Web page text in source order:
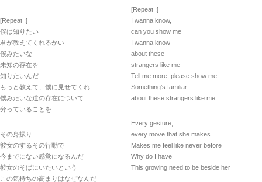
[Repeat :]
僕は知りたい
君が教えてくれるかい
僕みたいな
未知の存在を
知りたいんだ
もっと教えて、僕に見せてくれ
僕みたいな道の存在について
分っていることを
その身振り
彼女のするその行動で
今までにない感覚になるんだ
彼女のそばにいたいという
この気持ちの高まりはなぜなんだ
[Repeat :]
I wanna know,
can you show me
I wanna know
about these
strangers like me
Tell me more, please show me
Something’s familiar
about these strangers like me
Every gesture,
every move that she makes
Makes me feel like never before
Why do I have
This growing need to be beside her